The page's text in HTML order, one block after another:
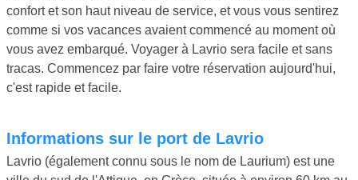
confort et son haut niveau de service, et vous vous sentirez
comme si vos vacances avaient commencé au moment où
vous avez embarqué. Voyager à Lavrio sera facile et sans
tracas. Commencez par faire votre réservation aujourd'hui,
c'est rapide et facile.
Informations sur le port de Lavrio
Lavrio (également connu sous le nom de Laurium) est une